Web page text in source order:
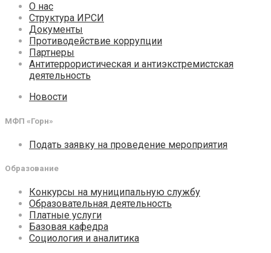
О нас
Структура ИРСИ
Документы
Противодействие коррупции
Партнеры
Антитеррористическая и антиэкстремистская
деятельность
Новости
МФП «Горн»
Подать заявку на проведение мероприятия
Образование
Конкурсы на муниципальную службу
Образовательная деятельность
Платные услуги
Базовая кафедра
Социология и аналитика